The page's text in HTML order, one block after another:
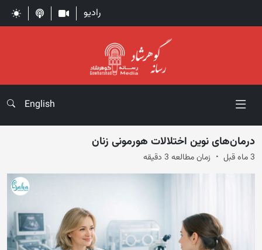
رادیو
English
درمان‌های نوین اختلالات هورمونی زنان
3 ماه قبل زمان مطالعه 3 دقیقه